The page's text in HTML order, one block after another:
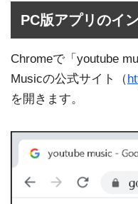
PC版アプリのイ
Chromeで「youtube
Musicの公式サイト（
を開きます。